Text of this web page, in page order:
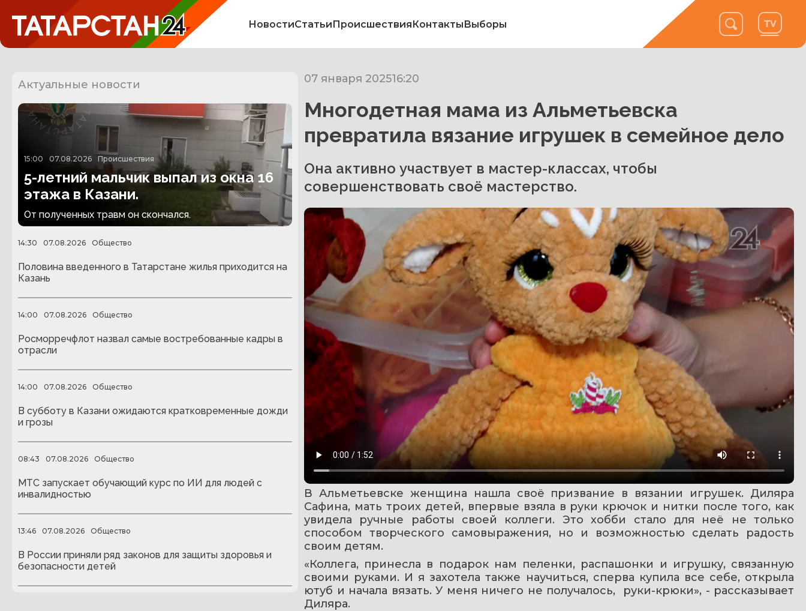
НовостиСтатьиПроисшествияКонтактыВыборы
Актуальные новости
15:00 07.08.2026 Происшествия
5-летний мальчик выпал из окна 16
этажа в Казани.
От полученных травм он скончался.
14:30 07.08.2026 Общество
Половина введенного в Татарстане жилья приходится на
Казань
14:00 07.08.2026 Общество
Росморречфлот назвал самые востребованные кадры в
отрасли
14:00 07.08.2026 Общество
В субботу в Казани ожидаются кратковременные дожди
и грозы
08:43 07.08.2026 Общество
МТС запускает обучающий курс по ИИ для людей с
инвалидностью
13:46 07.08.2026 Общество
В России приняли ряд законов для защиты здоровья и
безопасности детей
07 января 202516:20
Многодетная мама из Альметьевска
превратила вязание игрушек в семейное дело
Она активно участвует в мастер-классах, чтобы
совершенствовать своё мастерство.
В Альметьевске женщина нашла своё призвание в вязании игрушек. Диляра
Сафина, мать троих детей, впервые взяла в руки крючок и нитки после того, как
увидела ручные работы своей коллеги. Это хобби стало для неё не только
способом творческого самовыражения, но и возможностью сделать радость
своим детям.
«Коллега, принесла в подарок нам пеленки, распашонки и игрушку, связанную
своими руками. И я захотела также научиться, сперва купила все себе, открыла
ютуб и начала вязать. У меня ничего не получалось,  руки-крюки», - рассказывает
Диляра.